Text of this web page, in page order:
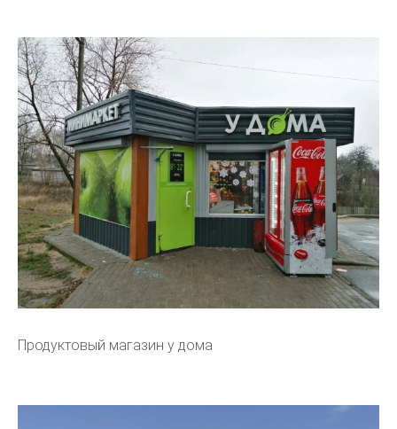
Продуктовый магазин у дома